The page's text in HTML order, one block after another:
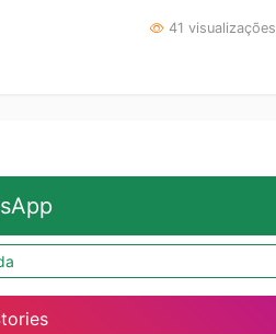
41 visualizações